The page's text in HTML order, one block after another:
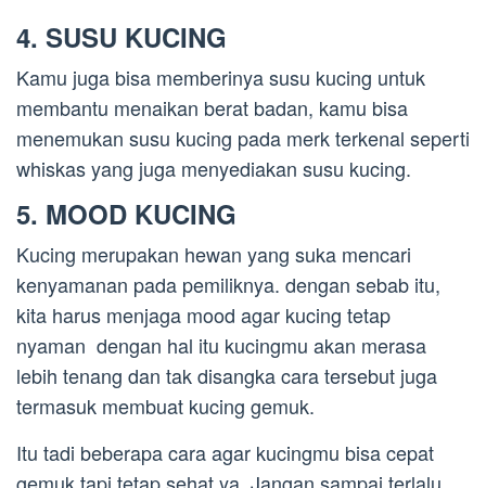
4. SUSU KUCING
Kamu juga bisa memberinya susu kucing untuk
membantu menaikan berat badan, kamu bisa
menemukan susu kucing pada merk terkenal seperti
whiskas yang juga menyediakan susu kucing.
5. MOOD KUCING
Kucing merupakan hewan yang suka mencari
kenyamanan pada pemiliknya. dengan sebab itu,
kita harus menjaga mood agar kucing tetap
nyaman dengan hal itu kucingmu akan merasa
lebih tenang dan tak disangka cara tersebut juga
termasuk membuat kucing gemuk.
Itu tadi beberapa cara agar kucingmu bisa cepat